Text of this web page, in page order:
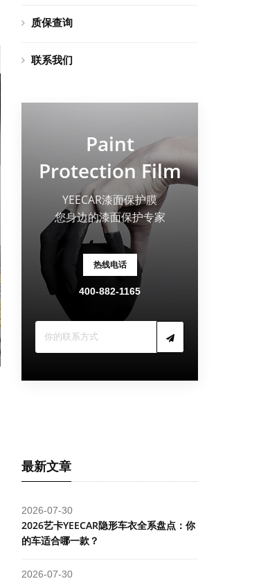
质保查询
联系我们
Paint
Protection Film
YEECAR漆面保护膜
您身边的漆面保护专家
热线电话
400-882-1165
最新文章
2026-07-30
2026艺卡YEECAR隐形车衣全系盘点：你
的车适合哪一款？
2026-07-30